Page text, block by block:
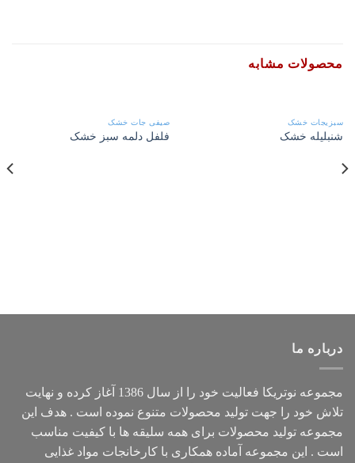
محصولات مشابه
سبزیجات خشک
شنبلیله خشک
صیفی جات خشک
فلفل دلمه سبز خشک
درباره ما
مجموعه نوتریکا
فعالیت خود را از سال 1386 آغاز کرده و نهایت
تلاش خود را جهت تولید محصولات متنوع نموده است . هدف این
مجموعه تولید محصولات برای همه سلیقه ها با کیفیت مناسب
است . این مجموعه آماده همکاری با کارخانجات مواد غذایی